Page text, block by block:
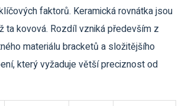
faktorů. Keramická rovnátka jsou
ta kovová. Rozdíl vzniká především z
materiálu bracketů a složitějšího
který vyžaduje větší preciznost od